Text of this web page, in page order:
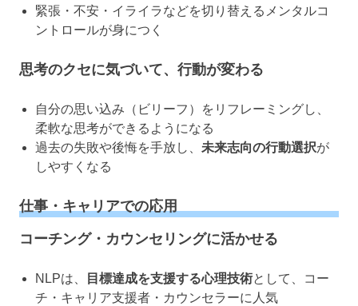
緊張・不安・イライラなどを切り替えるメンタルコ
ントロールが身につく
思考のクセに気づいて、行動が変わる
自分の思い込み（ビリーフ）をリフレーミングし、
柔軟な思考ができるようになる
過去の失敗や後悔を手放し、 未来志向の行動選択が
しやすくなる
仕事・キャリアでの応用
コーチング・カウンセリングに活かせる
NLPは、 目標達成を支援する心理技術として、コー
チ・キャリア支援者・カウンセラーに人気